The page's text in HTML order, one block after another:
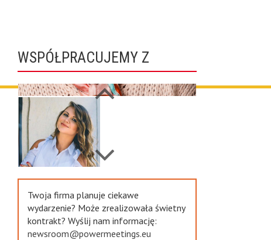
WSPÓŁPRACUJEMY Z
Twoja firma planuje ciekawe
wydarzenie? Może zrealizowała świetny
kontrakt? Wyślij nam informację:
newsroom@powermeetings.eu